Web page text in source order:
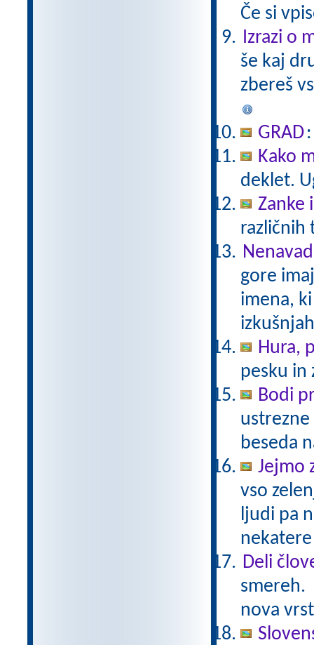
Če si
Izrazi o
še kaj
zbereš
GRAD
Kako
deklet.
Zanke
različnih
gore
imena,
Hura,
pesku in
Bodi
ustrezne
beseda
Jejmo
vso
ljudi pa
Deli
smereh.
nova